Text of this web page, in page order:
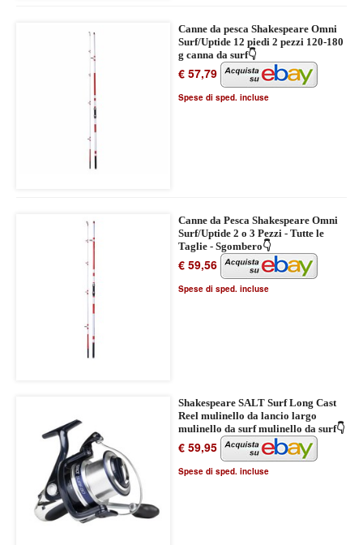
Canne da pesca Shakespeare Omni
Surf/Uptide 12 piedi 2 pezzi 120-180
g canna da surf👇
€ 57,79
Spese di sped. incluse
Canne da Pesca Shakespeare Omni
Surf/Uptide 2 o 3 Pezzi - Tutte le
Taglie - Sgombero👇
€ 59,56
Spese di sped. incluse
Shakespeare SALT Surf Long Cast
Reel mulinello da lancio largo
mulinello da surf mulinello da surf👇
€ 59,95
Spese di sped. incluse